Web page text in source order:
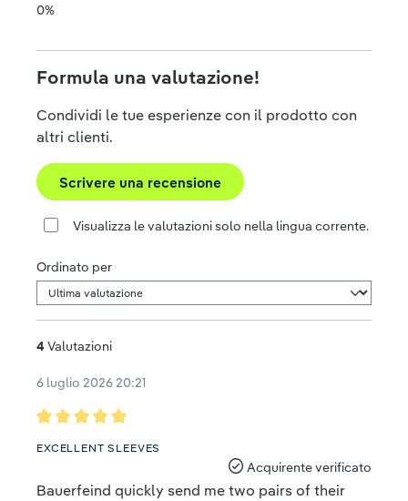
0%
Formula una valutazione!
Condividi le tue esperienze con il prodotto con
altri clienti.
Scrivere una recensione
Visualizza le valutazioni solo nella lingua corrente.
Ordinato per
4 Valutazioni
6 luglio 2026 20:21
EXCELLENT SLEEVES
Acquirente verificato
Bauerfeind quickly send me two pairs of their